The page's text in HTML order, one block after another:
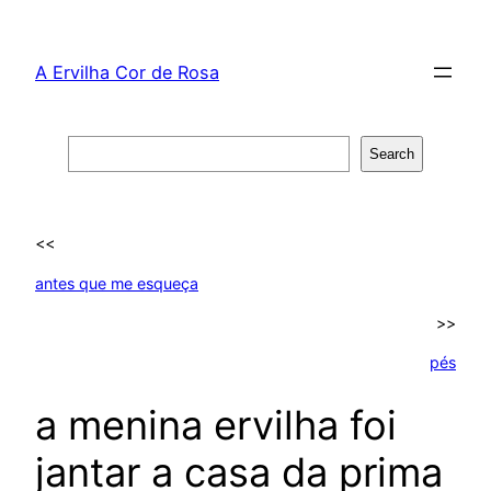
content
A Ervilha Cor de Rosa
Search
<<
antes que me esqueça
>>
pés
a menina ervilha foi
jantar a casa da prima